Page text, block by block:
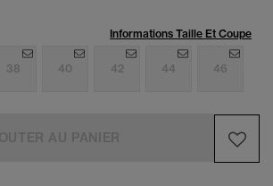
Informations Taille Et Coupe
38 40 42 44 46